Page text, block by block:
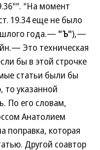
"На момент
19.34 еще не было
года.— "Ъ"),—
Это техническая
бы в этой строчке
статьи были бы
то указанной
По его словам,
Анатолием
поправка, которая
Другой соавтор